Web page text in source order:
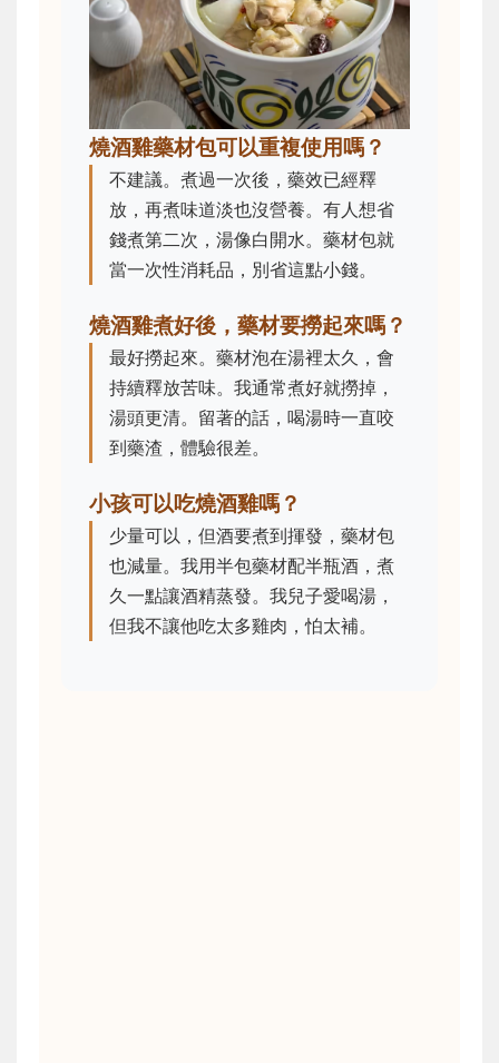
燒酒雞藥材包可以重複使用嗎？
不建議。煮過一次後，藥效已經釋
放，再煮味道淡也沒營養。有人想省
錢煮第二次，湯像白開水。藥材包就
當一次性消耗品，別省這點小錢。
燒酒雞煮好後，藥材要撈起來嗎？
最好撈起來。藥材泡在湯裡太久，會
持續釋放苦味。我通常煮好就撈掉，
湯頭更清。留著的話，喝湯時一直咬
到藥渣，體驗很差。
小孩可以吃燒酒雞嗎？
少量可以，但酒要煮到揮發，藥材包
也減量。我用半包藥材配半瓶酒，煮
久一點讓酒精蒸發。我兒子愛喝湯，
但我不讓他吃太多雞肉，怕太補。